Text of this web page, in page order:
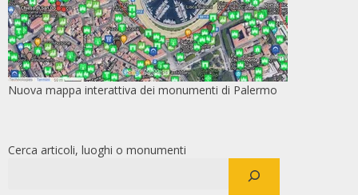
Nuova mappa interattiva dei monumenti di Palermo
Cerca articoli, luoghi o monumenti